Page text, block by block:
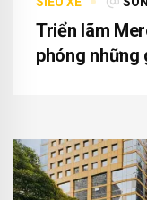
SIÊU XE
Triển lãm